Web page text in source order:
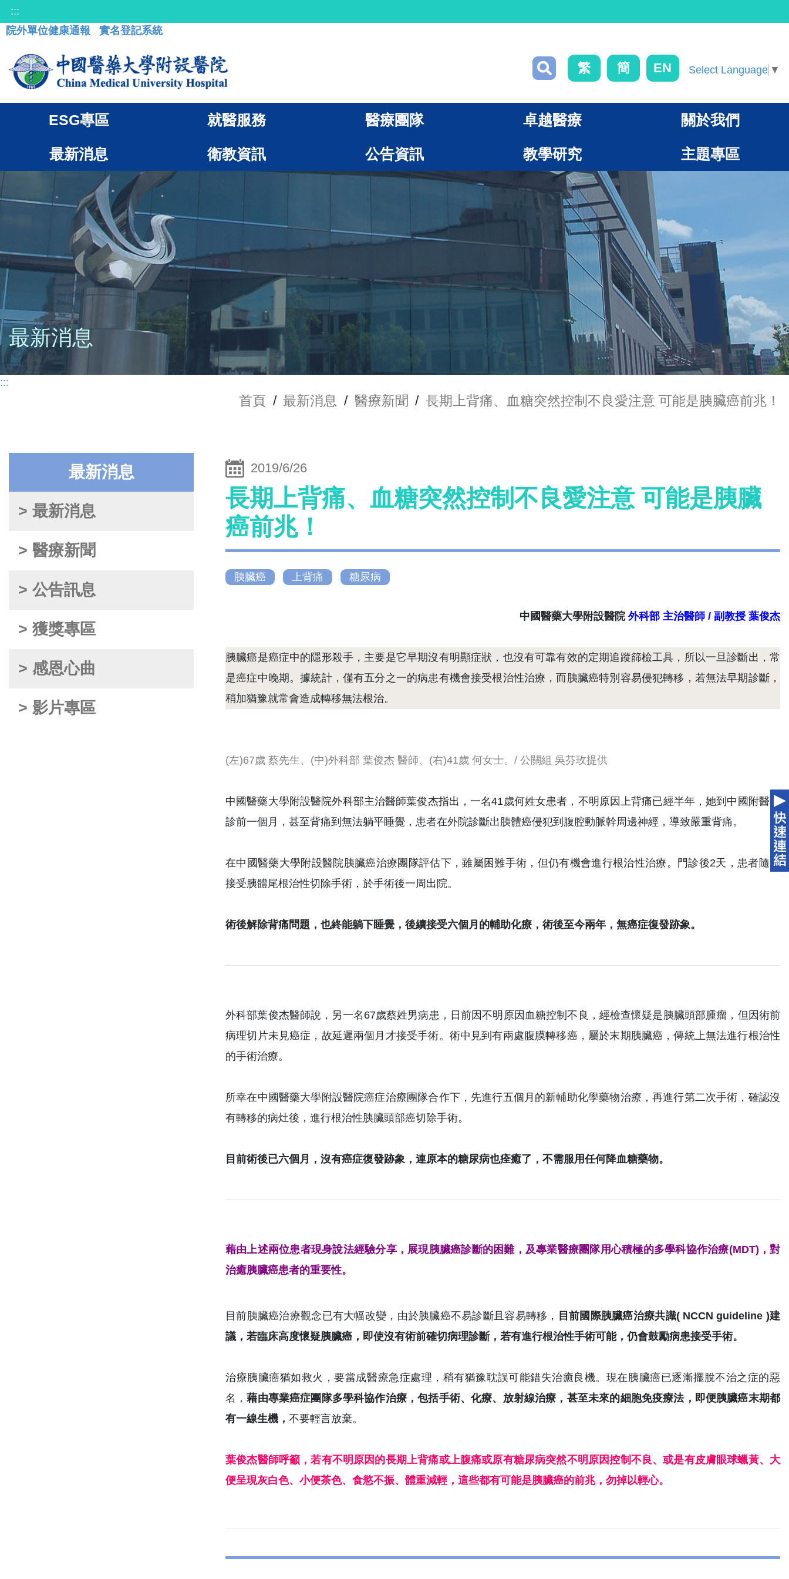
:::
院外單位健康通報
實名登記系統
繁 簡 EN Select Language ▼
ESG專區 就醫服務 醫療團隊 卓越醫療 關於我們
最新消息 衛教資訊 公告資訊 教學研究 主題專區
最新消息
:::
首頁 / 最新消息 / 醫療新聞 / 長期上背痛、血糖突然控制不良愛注意 可能是胰臟癌前兆！
最新消息
> 最新消息
> 醫療新聞
> 公告訊息
> 獲獎專區
> 感恩心曲
> 影片專區
2019/6/26
長期上背痛、血糖突然控制不良愛注意 可能是胰臟
癌前兆！
胰臟癌 上背痛 糖尿病
中國醫藥大學附設醫院 外科部 主治醫師 / 副教授 葉俊杰
胰臟癌是癌症中的隱形殺手，主要是它早期沒有明顯症狀，也沒有可靠有效的定期追蹤篩檢工具，所以一旦診斷出，常
是癌症中晚期。據統計，僅有五分之一的病患有機會接受根治性治療，而胰臟癌特別容易侵犯轉移，若無法早期診斷，
稍加猶豫就常會造成轉移無法根治。
(左)67歲 蔡先生、(中)外科部 葉俊杰 醫師、(右)41歲 何女士。/ 公關組 吳芬玫提供
中國醫藥大學附設醫院外科部主治醫師葉俊杰指出，一名41歲何姓女患者，不明原因上背痛已經半年，她到中國附醫求
診前一個月，甚至背痛到無法躺平睡覺，患者在外院診斷出胰體癌侵犯到腹腔動脈幹周邊神經，導致嚴重背痛。
在中國醫藥大學附設醫院胰臟癌治療團隊評估下，雖屬困難手術，但仍有機會進行根治性治療。門診後2天，患者隨即
接受胰體尾根治性切除手術，於手術後一周出院。
術後解除背痛問題，也終能躺下睡覺，後續接受六個月的輔助化療，術後至今兩年，無癌症復發跡象。
外科部葉俊杰醫師說，另一名67歲蔡姓男病患，日前因不明原因血糖控制不良，經檢查懷疑是胰臟頭部腫瘤，但因術前
病理切片未見癌症，故延遲兩個月才接受手術。術中見到有兩處腹膜轉移癌，屬於末期胰臟癌，傳統上無法進行根治性
的手術治療。
所幸在中國醫藥大學附設醫院癌症治療團隊合作下，先進行五個月的新輔助化學藥物治療，再進行第二次手術，確認沒
有轉移的病灶後，進行根治性胰臟頭部癌切除手術。
目前術後已六個月，沒有癌症復發跡象，連原本的糖尿病也痊癒了，不需服用任何降血糖藥物。
藉由上述兩位患者現身說法經驗分享，展現胰臟癌診斷的困難，及專業醫療團隊用心積極的多學科協作治療(MDT)，對
治癒胰臟癌患者的重要性。
目前胰臟癌治療觀念已有大幅改變，由於胰臟癌不易診斷且容易轉移， 目前國際胰臟癌治療共識( NCCN guideline )建
議，若臨床高度懷疑胰臟癌，即使沒有術前確切病理診斷，若有進行根治性手術可能，仍會鼓勵病患接受手術。
治療胰臟癌猶如救火，要當成醫療急症處理，稍有猶豫耽誤可能錯失治癒良機。現在胰臟癌已逐漸擺脫不治之症的惡
名，藉由專業癌症團隊多學科協作治療，包括手術、化療、放射線治療，甚至未來的細胞免疫療法，即便胰臟癌末期都
有一線生機， 不要輕言放棄。
葉俊杰醫師呼籲，若有不明原因的長期上背痛或上腹痛或原有糖尿病突然不明原因控制不良、或是有皮膚眼球蠟黃、大
便呈現灰白色、小便茶色、食慾不振、體重減輕，這些都有可能是胰臟癌的前兆，勿掉以輕心。